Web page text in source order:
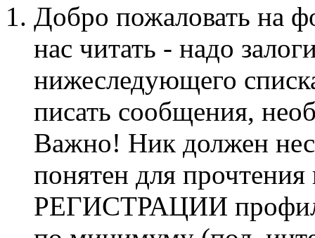
Добро пожаловать на
нас читать - надо
нижеследующего
писать сообщения,
Важно! Ник должен
понятен для
РЕГИСТРАЦИИ профиль